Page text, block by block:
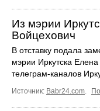
Из мэрии
Войцехович
В отставку подала
мэрии Иркутска
телеграм‑каналов
Источник: Babr24.com